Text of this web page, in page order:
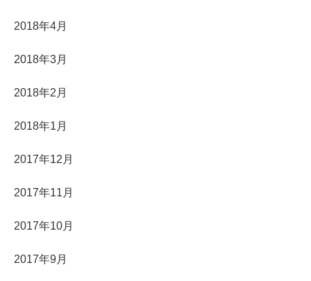
2018年4月
2018年3月
2018年2月
2018年1月
2017年12月
2017年11月
2017年10月
2017年9月